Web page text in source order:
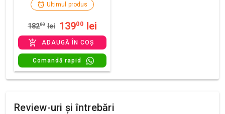
Ultimul produs
18200 lei 13900 lei
ADAUGĂ ÎN COȘ
Comandă rapid
Review-uri și întrebări